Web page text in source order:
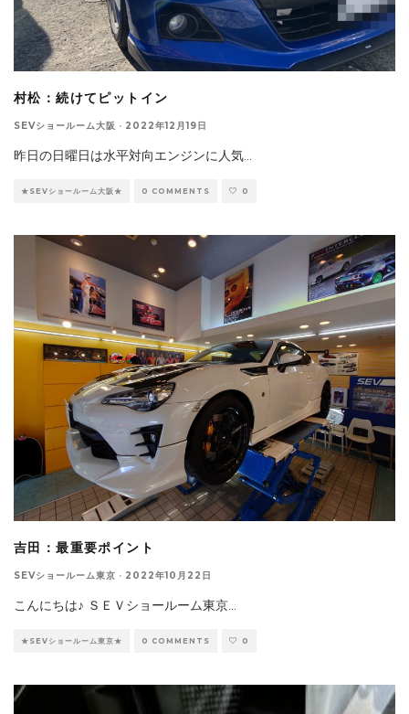
村松：続けてピットイン
SEVショールーム大阪 · 2022年12月19日
昨日の日曜日は水平対向エンジンに人気
★SEVショールーム大阪★ 0 COMMENTS 0
吉田：最重要ポイント
SEVショールーム東京 · 2022年10月22日
こんにちは♪ ＳＥＶショールーム東京
★SEVショールーム東京★ 0 COMMENTS 0